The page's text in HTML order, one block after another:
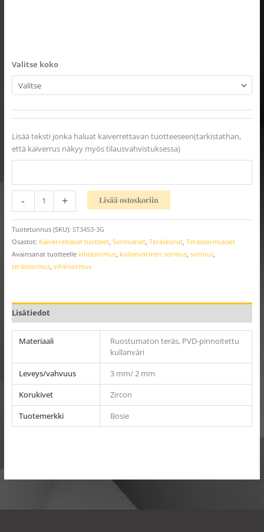
Valitse koko
Lisää teksti jonka haluat kaiverrettavan tuotteeseen(tarkistathan,
että kaiverrus näkyy myös tilausvahvistuksessa)
- + Lisää ostoskoriin
Tuotetunnus (SKU): ST3453-3G
Osastot: Kaiverrettavat tuotteet, Sormukset, Teräskorut, Terässormukset
Avainsanat tuotteelle kihlasormus, kullanvärinen sormus, sormus,
terässormus, vihkisormus
Lisätiedot
Materiaali
Ruostumaton teräs, PVD-pinnoitettu
kullanväri
Leveys/vahvuus
3 mm/ 2 mm
Korukivet
Zircon
Tuotemerkki
Bosie